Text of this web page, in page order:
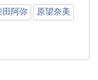
田阿弥 原望奈美